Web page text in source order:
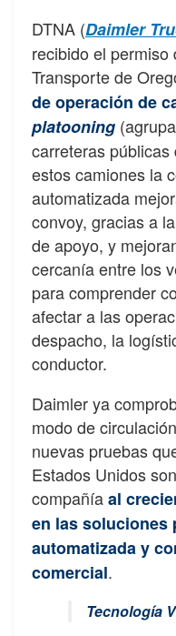
DTNA (Daimler
recibido el
Transporte de
de operación de
platooning
carreteras
estos camiones la
automatizada
convoy, gracias a
de apoyo, y
cercanía entre los
para comprender
afectar a las
despacho, la
conductor.
Daimler ya
modo de
nuevas pruebas
Estados Unidos
compañíaal
en las soluciones
automatizada y
comercial.
Tecnología